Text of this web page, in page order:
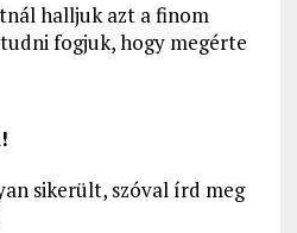
halljuk azt a finom
fogjuk, hogy megérte
sikerült, szóval írd meg